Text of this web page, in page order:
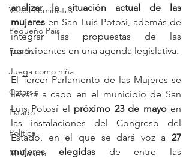
Voces Feministas
Pequeño País
Fusión
Juega como niña
Catarsis
Estado
Política
Mi Cuarto
analizar la situación actual de las
mujeres en San Luis Potosí, además de
integrar las propuestas de las
participantes en una agenda legislativa.
El Tercer Parlamento de las Mujeres se
llevará a cabo en el municipio de San
Luis Potosí el próximo 23 de mayo en
las instalaciones del Congreso del
Estado, en el que se dará voz a 27
mujeres elegidas de entre las